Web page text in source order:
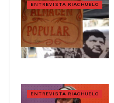
ENTREVISTA RIACHUELO
ENTREVISTA RIACHUELO